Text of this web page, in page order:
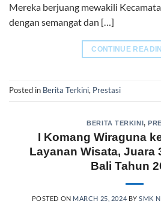
Mereka berjuang mewakili
dengan semangat dan […]
CONTINUE
Posted in Berita Terkini, Prestasi
BERITA TERKINI,
I Komang Wiraguna
Layanan Wisata, Juara
Bali Tahun
POSTED ON MARCH 25, 2024 BYSMK